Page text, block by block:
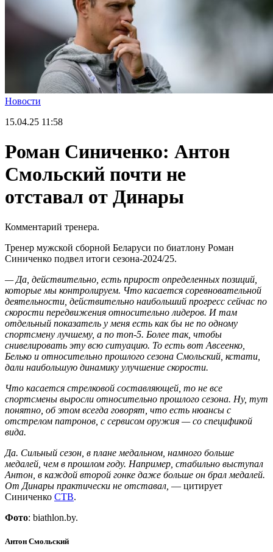
Новости
15.04.25 11:58
Роман Синиченко: Антон
Смольский почти не
отставал от Динары
Комментарий тренера.
Тренер мужской сборной Беларуси по биатлону Роман
Синиченко подвел итоги сезона-2024/25.
— Да, действительно, есть прирост определенных позиций,
которые мы контролируем. Что касается соревновательной
деятельности, действительно наибольший прогресс сейчас по
скорости передвижения относительно лидеров. И там
отдельный показатель у меня есть как бы не по одному
спортсмену лучшему, а по топ-5. Более так, чтобы
снивелировать эту всю ситуацию. То есть вот Авсеенко,
Белько и относительно прошлого сезона Смольский, кстати,
дали наибольшую динамику улучшение скорости.
Что касается стрелковой составляющей, то не все
спортсмены выросли относительно прошлого сезона. Ну, тут
понятно, об этом всегда говорят, что есть нюансы с
отстрелом патронов, с сервисом оружия — со спецификой
вида.
Да. Сильный сезон, в плане медальном, намного больше
медалей, чем в прошлом году. Например, стабильно выступал
Антон, в каждой второй гонке даже больше он брал медалей.
От Динары практически не отставал, — цитирует
Синиченко СТВ.
Фото: biathlon.by.
Антон Смольский